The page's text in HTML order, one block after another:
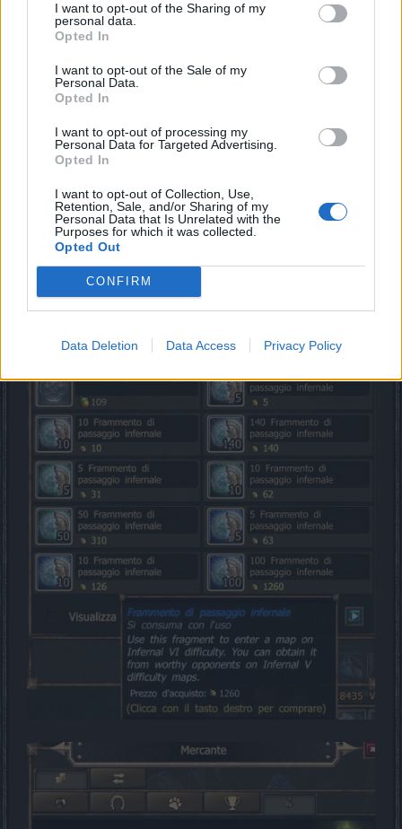
I want to opt-out of the Sharing of my
personal data.
Opted In
I want to opt-out of the Sale of my
Personal Data.
Opted In
I want to opt-out of processing my
Personal Data for Targeted Advertising.
Opted In
I want to opt-out of Collection, Use,
Retention, Sale, and/or Sharing of my
Personal Data that Is Unrelated with the
Purposes for which it was collected.
Opted Out
CONFIRM
Data Deletion Data Access Privacy Policy